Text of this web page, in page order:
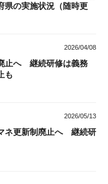
の実施状況（随時更
2026/04/08
止へ 継続研修は義務
も
2026/05/13
ネ更新制廃止へ 継続研